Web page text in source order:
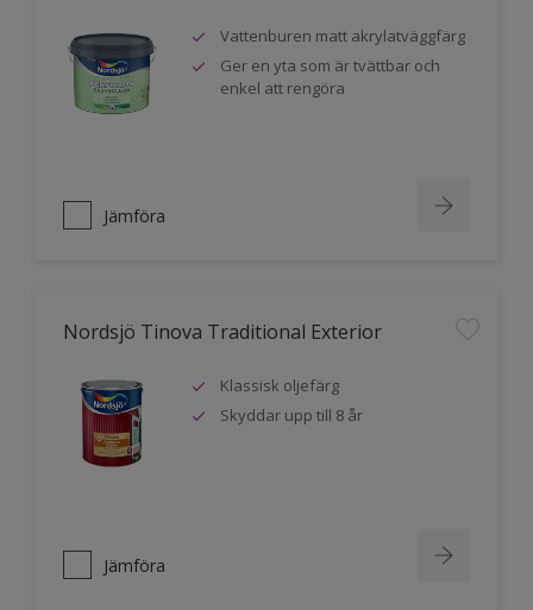
Vattenburen matt akrylatväggfärg
Ger en yta som är tvättbar och
enkel att rengöra
Jämföra
Nordsjö Tinova Traditional Exterior
Klassisk oljefärg
Skyddar upp till 8 år
Jämföra